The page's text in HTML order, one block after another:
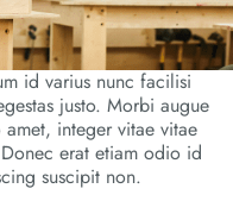
id varius nunc facilisi
justo. Morbi augue
integer vitae vitae
erat etiam odio id
suscipit non.